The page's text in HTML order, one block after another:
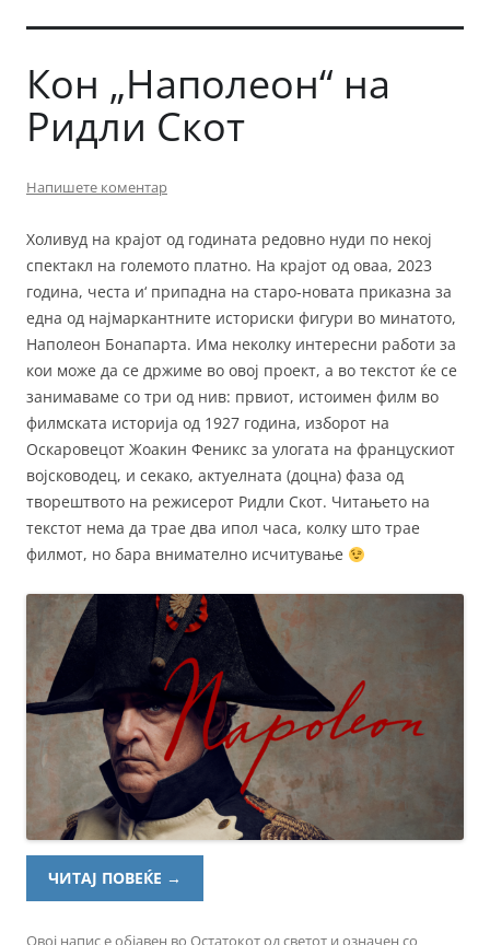
Кон „Наполеон“ на
Ридли Скот
Напишете коментар
Холивуд на крајот од годината редовно нуди по некој
спектакл на големото платно. На крајот од оваа, 2023
година, честа и‘ припадна на старо-новата приказна за
една од најмаркантните историски фигури во минатото,
Наполеон Бонапарта. Има неколку интересни работи за
кои може да се држиме во овој проект, а во текстот ќе се
занимаваме со три од нив: првиот, истоимен филм во
филмската историја од 1927 година, изборот на
Оскаровецот Жоакин Феникс за улогата на францускиот
војсководец, и секако, актуелната (доцна) фаза од
творештвото на режисерот Ридли Скот. Читањето на
текстот нема да трае два ипол часа, колку што трае
филмот, но бара внимателно исчитување
ЧИТАЈ ПОВЕЌЕ →
Овој напис е објавен во Остатокот од светот и означен со